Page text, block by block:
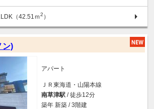
（42.51ｍ2 ）
ン)
アパート
ＪＲ東海道・山陽本線
南草津駅 / 徒歩12分
築年 新築 / 3階建